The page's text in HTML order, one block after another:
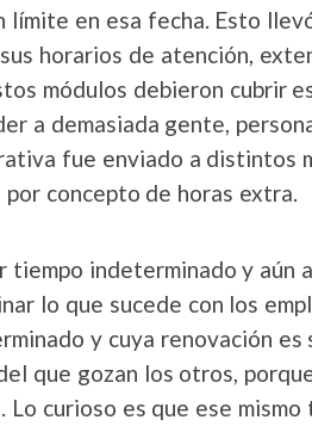
en esa fecha. Esto
horarios de atención,
módulos debieron cubrir
a demasiada gente,
fue enviado a distintos
concepto de horas extra.
tiempo indeterminado y aún
lo que sucede con los
y cuya renovación es
que gozan los otros,
curioso es que ese mismo